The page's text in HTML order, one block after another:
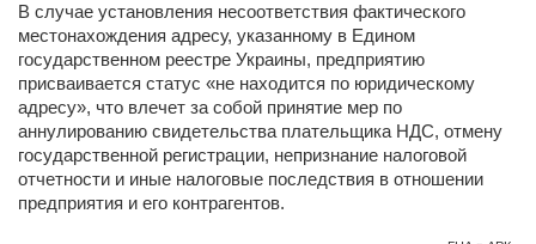
В случае установления несоответствия фактического
местонахождения адресу, указанному в Едином
государственном реестре Украины, предприятию
присваивается статус «не находится по юридическому
адресу», что влечет за собой принятие мер по
аннулированию свидетельства плательщика НДС, отмену
государственной регистрации, непризнание налоговой
отчетности и иные налоговые последствия в отношении
предприятия и его контрагентов.